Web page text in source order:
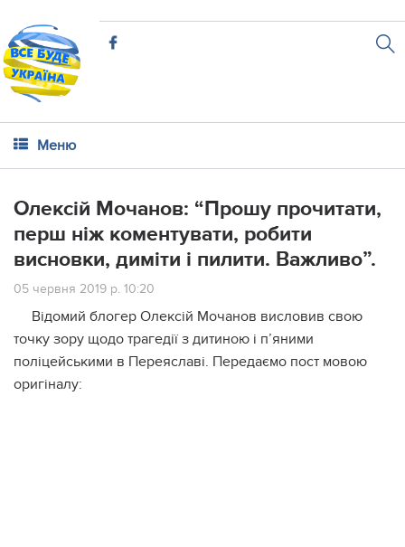
Меню
Олексій Мочанов: “Прошу прочитати,
перш ніж коментувати, робити
висновки, диміти і пилити. Важливо”.
05 червня 2019 р. 10:20
Відомий блогер Олексій Мочанов висловив свою
точку зору щодо трагедії з дитиною і п’яними
поліцейськими в Переяславі. Передаємо пост мовою
оригіналу: